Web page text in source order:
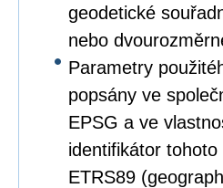
geodetické
nebo
Parametry
popsány ve
EPSG a ve
identifikátor
ETRS89